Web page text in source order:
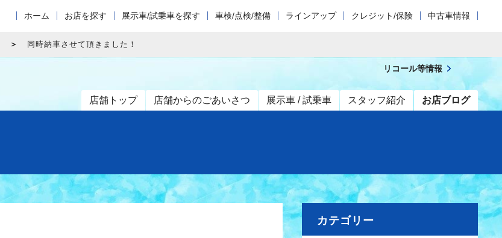
ホーム お店を探す 展示車/試乗車を探す 車検/点検/整備 ラインアップ クレジット/保険 中古車情報
同時納車させて頂きました！
店舗トップ 店舗からのごあいさつ 展示車 / 試乗車 スタッフ紹介 お店ブログ
リコール等情報
カテゴリー